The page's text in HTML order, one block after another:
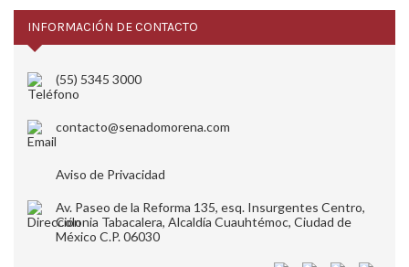
INFORMACIÓN DE CONTACTO
(55) 5345 3000
contacto@senadomorena.com
Aviso de Privacidad
Av. Paseo de la Reforma 135, esq. Insurgentes Centro,
Colonia Tabacalera, Alcaldía Cuauhtémoc, Ciudad de
México C.P. 06030